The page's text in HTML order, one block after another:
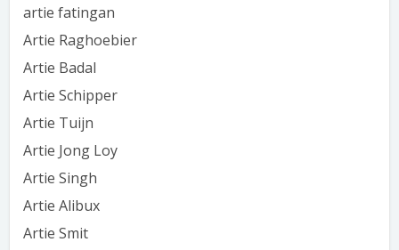
artie fatingan
Artie Raghoebier
Artie Badal
Artie Schipper
Artie Tuijn
Artie Jong Loy
Artie Singh
Artie Alibux
Artie Smit